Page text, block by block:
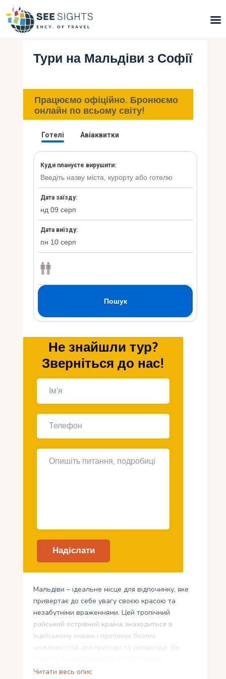
Пошук турів
Типи Турів
Країни
Інфо
Контакти
Тури на Мальдіви з Софії
Працюємо офіційно. Бронюємо
онлайн по всьому світу!
Не знайшли тур?
Зверніться до нас!
Мальдіви – ідеальне місце для відпочинку, яке
привертає до себе увагу своєю красою та
незабутніми враженнями. Цей тропічний
райський острівний країна знаходиться в
Індійському океані і пропонує безліч
можливостей для пригоди та релаксації. Ви
курортами, водними розвагами, екзотичною
Читати весь опис